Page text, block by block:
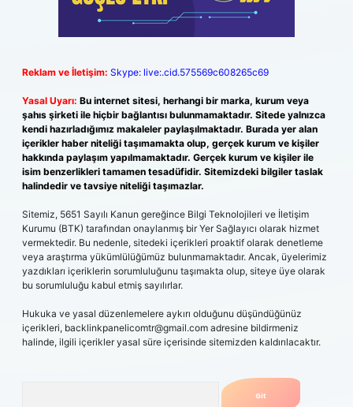
Reklam ve İletişim: Skype: live:.cid.575569c608265c69
Yasal Uyarı: Bu internet sitesi, herhangi bir marka, kurum veya
şahıs şirketi ile hiçbir bağlantısı bulunmamaktadır. Sitede yalnızca
kendi hazırladığımız makaleler paylaşılmaktadır. Burada yer alan
içerikler haber niteliği taşımamakta olup, gerçek kurum ve kişiler
hakkında paylaşım yapılmamaktadır. Gerçek kurum ve kişiler ile
isim benzerlikleri tamamen tesadüfidir. Sitemizdeki bilgiler taslak
halindedir ve tavsiye niteliği taşımazlar.
Sitemiz, 5651 Sayılı Kanun gereğince Bilgi Teknolojileri ve İletişim
Kurumu (BTK) tarafından onaylanmış bir Yer Sağlayıcı olarak hizmet
vermektedir. Bu nedenle, sitedeki içerikleri proaktif olarak denetleme
veya araştırma yükümlülüğümüz bulunmamaktadır. Ancak, üyelerimiz
yazdıkları içeriklerin sorumluluğunu taşımakta olup, siteye üye olarak
bu sorumluluğu kabul etmiş sayılırlar.
Hukuka ve yasal düzenlemelere aykırı olduğunu düşündüğünüz
içerikleri, backlinkpanelicomtr@gmail.com adresine bildirmeniz
halinde, ilgili içerikler yasal süre içerisinde sitemizden kaldırılacaktır.